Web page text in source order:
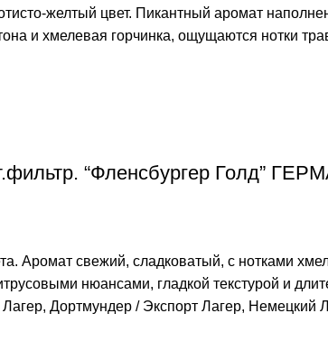
желтый цвет. Пикантный аромат
и хмелевая горчинка, ощущаются нотки
“Фленсбургер Голд”
Аромат свежий, сладковатый, с нотками
нюансами, гладкой текстурой и
Дортмундер / Экспорт Лагер,